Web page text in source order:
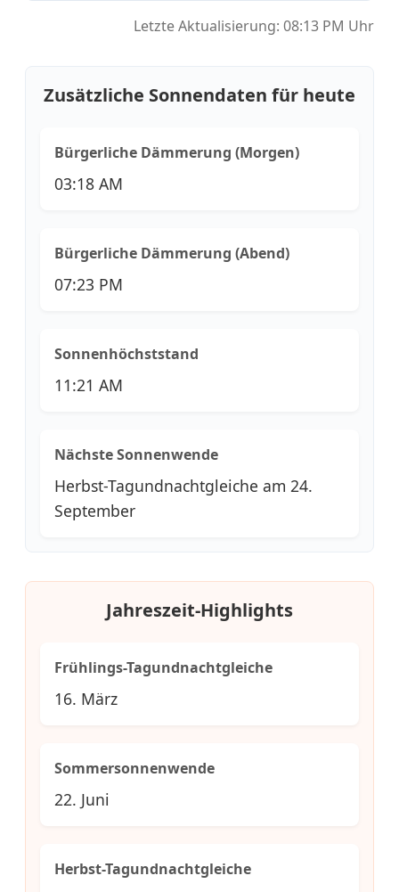
Letzte Aktualisierung: 08:13 PM Uhr
Zusätzliche Sonnendaten für heute
Bürgerliche Dämmerung (Morgen)
03:18 AM
Bürgerliche Dämmerung (Abend)
07:23 PM
Sonnenhöchststand
11:21 AM
Nächste Sonnenwende
Herbst-Tagundnachtgleiche am 24.
September
Jahreszeit-Highlights
Frühlings-Tagundnachtgleiche
16. März
Sommersonnenwende
22. Juni
Herbst-Tagundnachtgleiche